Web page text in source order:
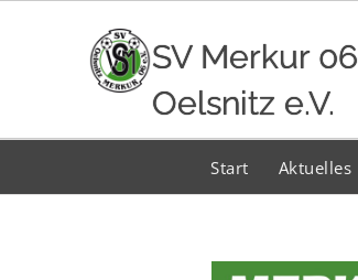
SV Merkur 06
Oelsnitz e.V.
Start Aktuelles